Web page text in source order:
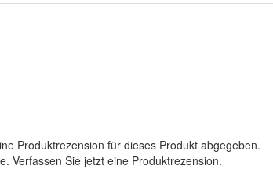
Produktrezension für dieses Produkt abgegeben.
Verfassen Sie jetzt eine Produktrezension.